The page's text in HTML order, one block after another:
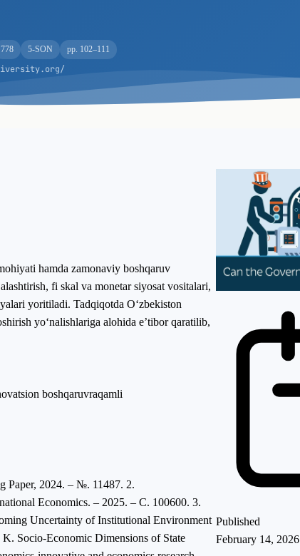
778 5-SON pp. 102–111
hamda zamonaviy boshqaruv
fi skal va monetar siyosat vositalari,
yoritiladi. Tadqiqotda O‘zbekiston
yo‘nalishlariga alohida e’tibor qaratilib,
boshqaruvraqamli
Paper, 2024. – №. 11487. 2.
Economics. – 2025. – С. 100600. 3.
Uncertainty of Institutional Environment
Socio-Economic Dimensions of State
Published
February 14, 2026